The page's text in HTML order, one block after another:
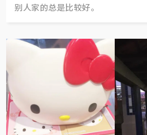
别人家的总是比较好。